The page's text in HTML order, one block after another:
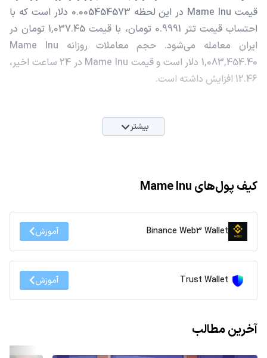
قیمت Mame Inu در این لحظه 0.005454573 دلار است که با
احتساب قیمت تتر 0.9991 تومان، با قیمت 1,037.45 تومان در
ایران معامله می‌شود. حجم معاملات روزانه Mame Inu
1,083,454.40 دلار است و قیمت Mame Inu در 24 ساعت اخیر،
12.46 افزایش داشته است.
بیشتر
کیف پول‌های Mame Inu
Binance Web3 Wallet آموزش
Trust Wallet آموزش
آخرین مطالب